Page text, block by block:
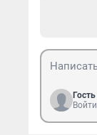
Гость
Войти